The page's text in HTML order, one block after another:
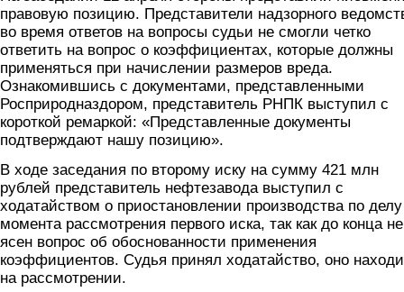
правовую позицию. Представители надзорного
во время ответов на вопросы судьи не смогли четко
ответить на вопрос о коэффициентах, которые должны
применяться при начислении размеров вреда.
Ознакомившись с документами, представленными
Росприродназдором, представитель РНПК выступил с
короткой ремаркой: «Представленные документы
подтверждают нашу позицию».
В ходе заседания по второму иску на сумму 421 млн
рублей представитель нефтезавода выступил с
ходатайством о приостановлении производства по
момента рассмотрения первого иска, так как до конца не
ясен вопрос об обоснованности применения
коэффициентов. Судья принял ходатайство, оно
на рассмотрении.